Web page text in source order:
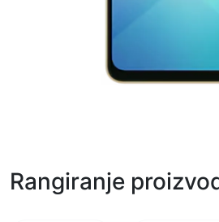
Rangiranje